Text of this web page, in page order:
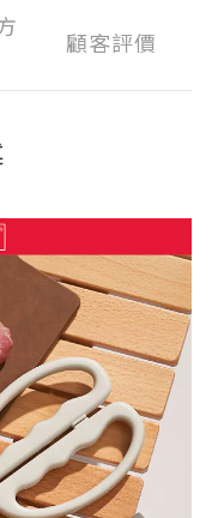
顧客評價